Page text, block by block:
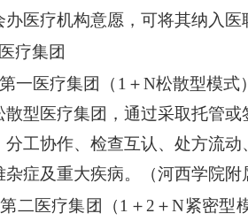
医疗机构意愿，可将其纳入医
疗集团
第一医疗集团（1＋N松散型模
型医疗集团，通过采取托管
工协作、检查互认、处方流
症及重大疾病。（河西学院附
第二医疗集团（1＋2＋N紧密